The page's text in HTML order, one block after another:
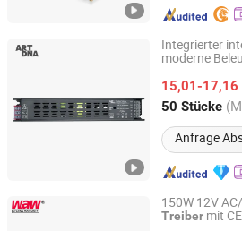
Integrierter
moderne
15,01-17,16
50 Stücke
Anfrage
Zhongshan Gamder Electric
Guangdong, China Seit
150W 12V
Treiber mit
Wenzhou Wode Electrical Co., Ltd.